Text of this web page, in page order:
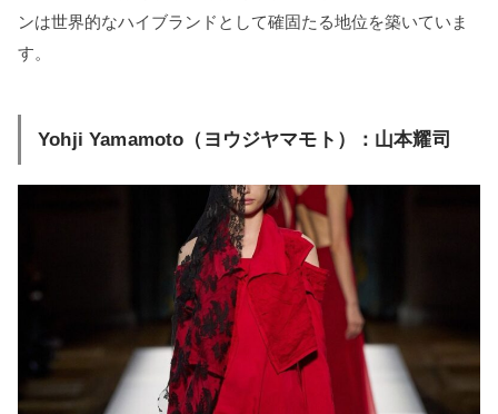
ンは世界的なハイブランドとして確固たる地位を築いていま
す。
Yohji Yamamoto（ヨウジヤマモト）：山本耀司